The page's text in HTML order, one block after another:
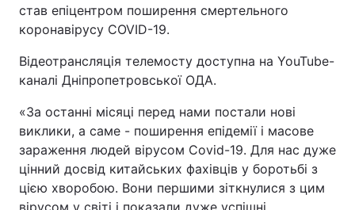
став епіцентром поширення смертельного
коронавірусу COVID-19.
Відеотрансляція телемосту доступна на YouTube-
каналі Дніпропетровської ОДА.
«За останні місяці перед нами постали нові
виклики, а саме - поширення епідемії і масове
зараження людей вірусом Covid-19. Для нас дуже
цінний досвід китайських фахівців у боротьбі з
цією хворобою. Вони першими зіткнулися з цим
вірусом у світі і показали дуже успішні